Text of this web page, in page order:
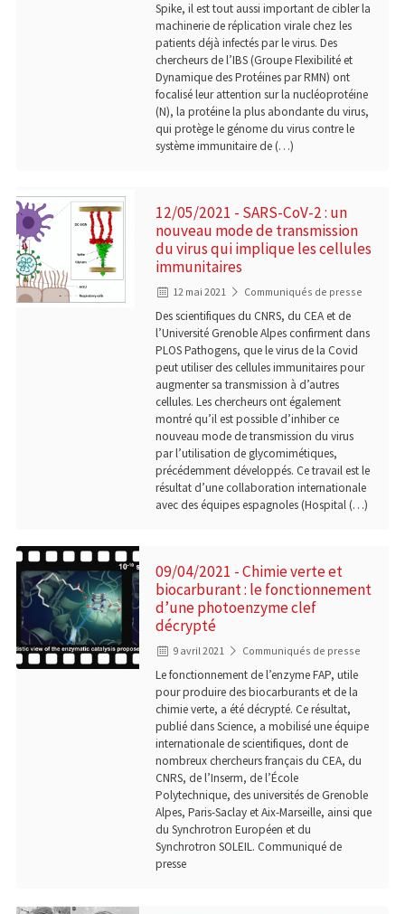
Spike, il est tout aussi important de cibler la
machinerie de réplication virale chez les
patients déjà infectés par le virus. Des
chercheurs de l’IBS (Groupe Flexibilité et
Dynamique des Protéines par RMN) ont
focalisé leur attention sur la nucléoprotéine
(N), la protéine la plus abondante du virus,
qui protège le génome du virus contre le
système immunitaire de (…)
12/05/2021 - SARS-CoV-2 : un
nouveau mode de transmission
du virus qui implique les cellules
immunitaires
12 mai 2021 Communiqués de presse
Des scientifiques du CNRS, du CEA et de
l’Université Grenoble Alpes confirment dans
PLOS Pathogens, que le virus de la Covid
peut utiliser des cellules immunitaires pour
augmenter sa transmission à d’autres
cellules. Les chercheurs ont également
montré qu’il est possible d’inhiber ce
nouveau mode de transmission du virus
par l’utilisation de glycomimétiques,
précédemment développés. Ce travail est le
résultat d’une collaboration internationale
avec des équipes espagnoles (Hospital (…)
09/04/2021 - Chimie verte et
biocarburant : le fonctionnement
d’une photoenzyme clef
décrypté
9 avril 2021 Communiqués de presse
Le fonctionnement de l’enzyme FAP, utile
pour produire des biocarburants et de la
chimie verte, a été décrypté. Ce résultat,
publié dans Science, a mobilisé une équipe
internationale de scientifiques, dont de
nombreux chercheurs français du CEA, du
CNRS, de l’Inserm, de l’École
Polytechnique, des universités de Grenoble
Alpes, Paris-Saclay et Aix-Marseille, ainsi que
du Synchrotron Européen et du
Synchrotron SOLEIL. Communiqué de
presse